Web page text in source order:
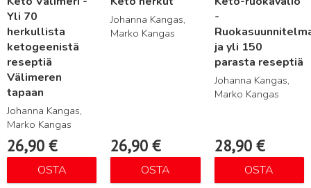
Yli 70
herkullista
ketogeenistä
reseptiä
Välimeren
tapaan
Johanna Kangas,
Marko Kangas
26,90 €
OSTA
Johanna Kangas,
Marko Kangas
26,90€
OSTA
-
ja yli 150
parasta reseptiä
Johanna Kangas,
Marko Kangas
28,90 €
OSTA